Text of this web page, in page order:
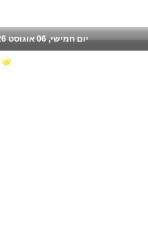
יום חמישי, 06 אוגוסט 2026 |